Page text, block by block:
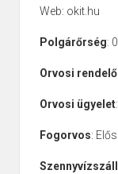
Web: okit.hu
Polgárőrség:
Orvosi rendelő
Orvosi ügyelet
Fogorvos: